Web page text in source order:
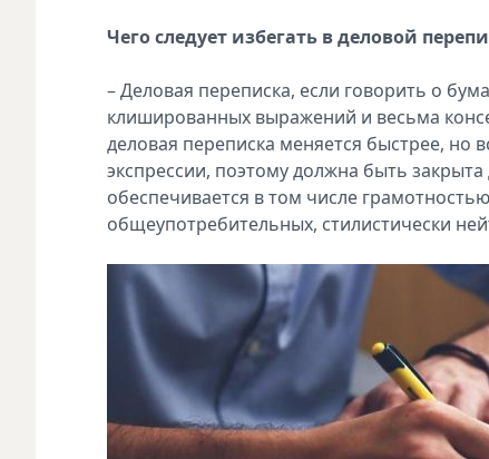
Чего следует избегать в деловой
– Деловая переписка, если говорить о
клишированных выражений и весьма
деловая переписка меняется быстрее, но
экспрессии, поэтому должна быть
обеспечивается в том числе
общеупотребительных, стилистически